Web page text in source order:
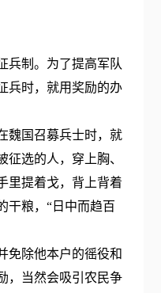
兵制。为了提高军队
兵时，就用奖励的办
魏国召募兵士时，就
征选的人，穿上胸、
里提着戈，背上背着
干粮，“日中而趋百
免除他本户的徭役和
，当然会吸引农民争